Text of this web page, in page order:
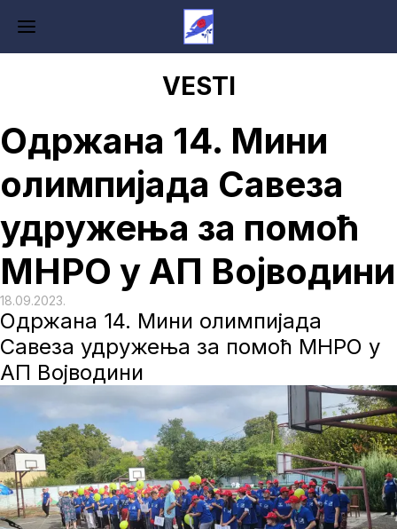
VESTI
Одржана 14. Мини
олимпијада Савеза
удружења за помоћ
МНРО у АП Војводини
18.09.2023.
Одржана 14. Мини олимпијада
Савеза удружења за помоћ МНРО у
АП Војводини